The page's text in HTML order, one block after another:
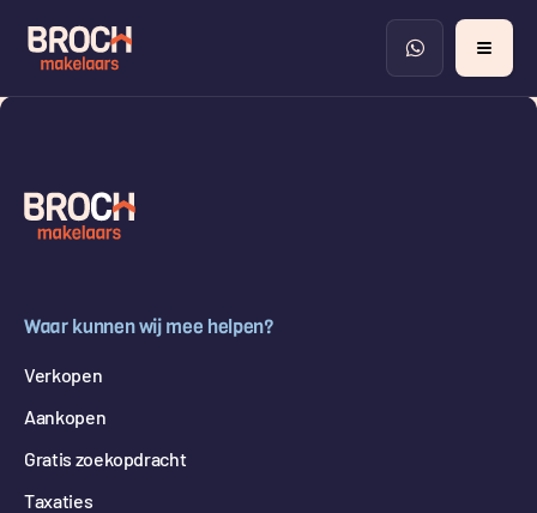
Waar kunnen wij mee helpen?
Verkopen
Aankopen
Gratis zoekopdracht
Taxaties